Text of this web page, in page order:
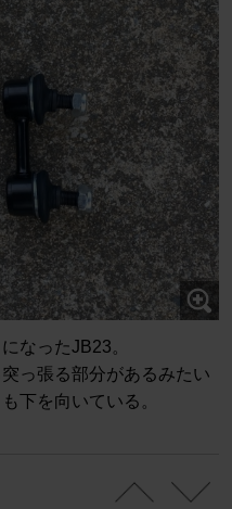
なったJB23。
っ張る部分があるみたい
下を向いている。